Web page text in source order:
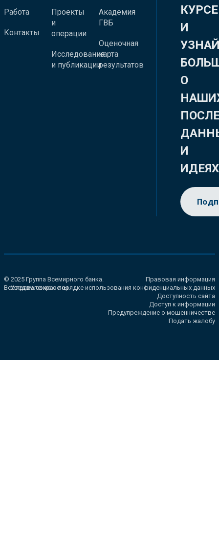
Работа
Контакты
Проекты
и
операции
Исследования
и публикации
Академия
ГВБ
Оценочная
карта
результатов
КУРСЕ
И
О
И
ИДЕЯХ
© 2025 Группа Всемирного банка.
Все права сохранены.
Правовая информация
Уведомление о порядке использования конфиденциальных данных
Доступность сайта
Доступ к информации
Предупреждение о мошенничестве
Подать жалобу